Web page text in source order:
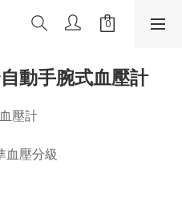
動手腕式血壓計
壓計
血壓分級